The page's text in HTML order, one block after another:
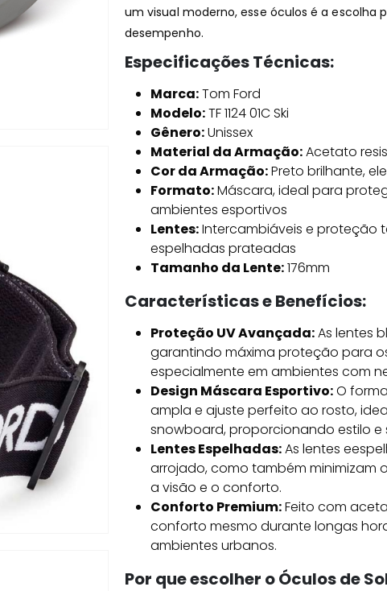
um visual moderno, esse óculos é a escolha
desempenho.
Especificações Técnicas:
Marca:Tom Ford
Modelo:TF 1124 01C Ski
Gênero:Unissex
Material da Armação:Acetato
Cor da Armação:Preto brilhante,
Formato:Máscara, ideal para
ambientes esportivos
Lentes:Intercambiáveis e proteção
espelhadas prateadas
Tamanho da Lente:176mm
Características e Benefícios:
Proteção UV Avançada:As lentes
garantindo máxima proteção para
especialmente em ambientes com
Design Máscara Esportivo:O
ampla e ajuste perfeito ao rosto,
snowboard, proporcionando estilo e
Lentes Espelhadas:As lentes
arrojado, como também minimizam
a visão e o conforto.
Conforto Premium:Feito com
conforto mesmo durante longas
ambientes urbanos.
Por que escolher o Óculos de